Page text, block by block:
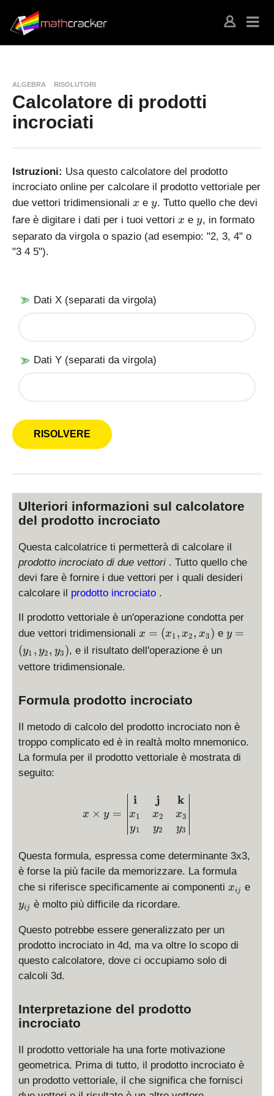
ALGEBRA RISOLUTORI
Calcolatore di prodotti
incrociati
Istruzioni: Usa questo calcolatore del prodotto
incrociato online per calcolare il prodotto vettoriale per
due vettori tridimensionali x
x e y
y. Tutto quello che devi
fare è digitare i dati per i tuoi vettori x
x e y
y, in formato
separato da virgola o spazio (ad esempio: "2, 3, 4" o
"3 4 5").
Dati X (separati da virgola)
Dati Y (separati da virgola)
Ulteriori informazioni sul calcolatore
del prodotto incrociato
Questa calcolatrice ti permetterà di calcolare il
prodotto incrociato di due vettori . Tutto quello che
devi fare è fornire i due vettori per i quali desideri
calcolare il prodotto incrociato .
Il prodotto vettoriale è un'operazione condotta per
due vettori tridimensionali x
=
1,
_
2,
x
x = (x1, x2, x3) e y
_
2,
y
y =
(y1 , y2, y3), e il risultato dell'operazione è un
vettore tridimensionale.
Formula prodotto incrociato
Il metodo di calcolo del prodotto incrociato non è
troppo complicato ed è in realtà molto mnemonico.
La formula per il prodotto vettoriale è mostrata di
seguito:
x \times y = \left|
x × y =
i
x1
y1
j
x2
y2
k
x3
y3
Questa formula, espressa come determinante 3x3,
è forse la più facile da memorizzare. La formula
che si riferisce specificamente ai componenti x
}
xij e
yij è molto più difficile da ricordare.
Questo potrebbe essere generalizzato per un
prodotto incrociato in 4d, ma va oltre lo scopo di
questo calcolatore, dove ci occupiamo solo di
calcoli 3d.
Interpretazione del prodotto
incrociato
Il prodotto vettoriale ha una forte motivazione
geometrica. Prima di tutto, il prodotto incrociato è
un prodotto vettoriale, il che significa che fornisci